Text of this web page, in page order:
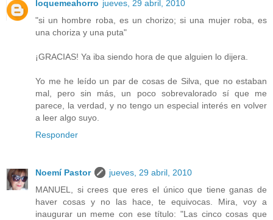
loquemeahorro jueves, 29 abril, 2010
"si un hombre roba, es un chorizo; si una mujer roba, es
una choriza y una puta"
¡GRACIAS! Ya iba siendo hora de que alguien lo dijera.
Yo me he leído un par de cosas de Silva, que no estaban
mal, pero sin más, un poco sobrevalorado sí que me
parece, la verdad, y no tengo un especial interés en volver
a leer algo suyo.
Responder
Noemí Pastor
jueves, 29 abril, 2010
MANUEL, si crees que eres el único que tiene ganas de
haver cosas y no las hace, te equivocas. Mira, voy a
inaugurar un meme con ese título: "Las cinco cosas que